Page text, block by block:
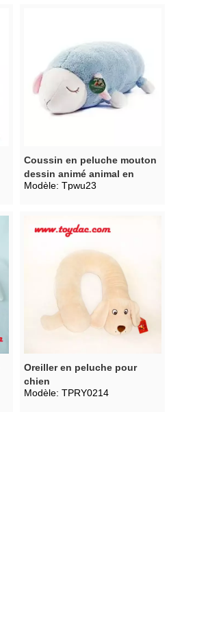
Coussin en peluche mouton
dessin animé animal en
peluche
Modèle: Tpwu23
Oreiller en peluche pour
chien
Modèle: TPRY0214